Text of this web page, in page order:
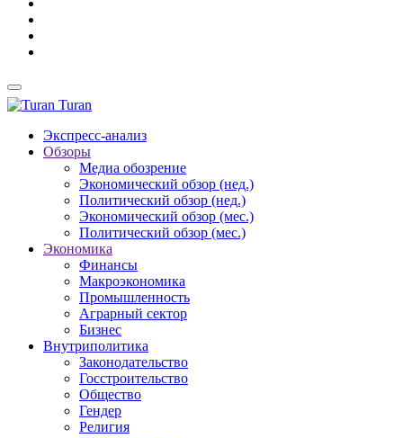
Turan
Экспресс-анализ
Обзоры
Медиа обозрение
Экономический обзор (нед.)
Политический обзор (нед.)
Экономический обзор (мес.)
Политический обзор (мес.)
Экономика
Финансы
Макроэкономика
Промышленность
Аграрный сектор
Бизнес
Внутриполитика
Законодательство
Госстроительство
Общество
Гендер
Религия